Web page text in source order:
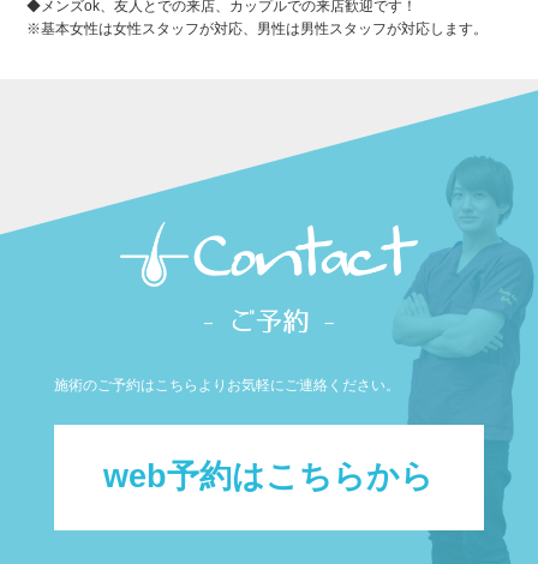
◆メンズok、友人とでの来店、カップルでの来店歓迎です！
※基本女性は女性スタッフが対応、男性は男性スタッフが対応します。
施術のご予約はこちらよりお気軽にご連絡ください。
web予約はこちらから